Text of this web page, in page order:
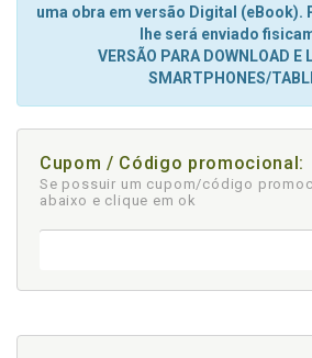
uma obra em versão Digital (eBook).
lhe será enviado
VERSÃO PARA DOWNLOAD E
SMARTPHONES/
Cupom / Código promocional:
Se possuir um cupom/código
abaixo e clique em ok